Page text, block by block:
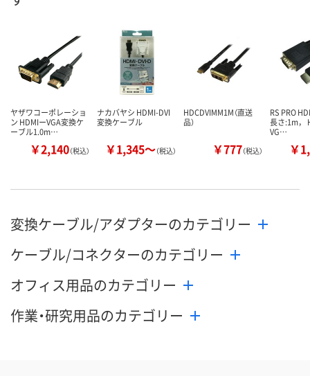
ヤザワコーポレーショ
ン HDMIーVGA変換ケ
ーブル1.0m…
￥2,140（税込）
ナカバヤシ HDMI-DVI
変換ケーブル
￥1,345～（税込）
HDCDVIMM1M（直送
品）
￥777（税込）
RS PRO
長さ:1m，
VG…
￥
変換ケーブル/アダプターのカテゴリー
ケーブル/コネクターのカテゴリー
オフィス用品のカテゴリー
作業・研究用品のカテゴリー